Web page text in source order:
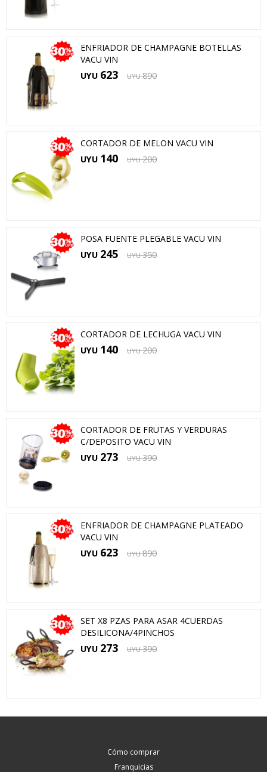
ENFRIADOR DE CHAMPAGNE BOTELLAS
VACU VIN
UYU 623 UYU 890
CORTADOR DE MELON VACU VIN
UYU 140 UYU 200
POSA FUENTE PLEGABLE VACU VIN
UYU 245 UYU 350
CORTADOR DE LECHUGA VACU VIN
UYU 140 UYU 200
CORTADOR DE FRUTAS Y VERDURAS
C/DEPOSITO VACU VIN
UYU 273 UYU 390
ENFRIADOR DE CHAMPAGNE PLATEADO
VACU VIN
UYU 623 UYU 890
SET X8 PZAS PARA ASAR 4CUERDAS
DESILICONA/4PINCHOS
UYU 273 UYU 390
Cómo comprar
Franquicias